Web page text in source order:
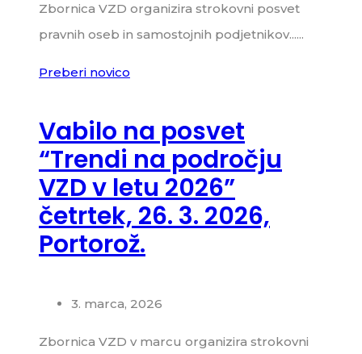
Zbornica VZD organizira strokovni posvet
pravnih oseb in samostojnih podjetnikov......
Preberi novico
Vabilo na posvet
“Trendi na področju
VZD v letu 2026”
četrtek, 26. 3. 2026,
Portorož.
3. marca, 2026
Zbornica VZD v marcu organizira strokovni